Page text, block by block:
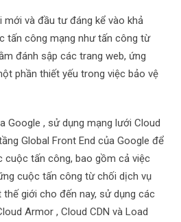
mới và đầu tư đáng kể vào khả
tấn công mạng như tấn công từ
đánh sập các trang web, ứng
phần thiết yếu trong việc bảo vệ
Google , sử dụng mạng lưới Cloud
Global Front End của Google để
cuộc tấn công, bao gồm cả việc
cuộc tấn công từ chối dịch vụ
thế giới cho đến nay, sử dụng các
Armor , Cloud CDN và Load